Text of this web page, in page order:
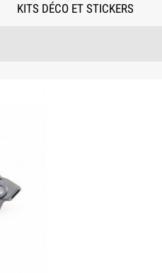
KITS DÉCO ET STICKERS